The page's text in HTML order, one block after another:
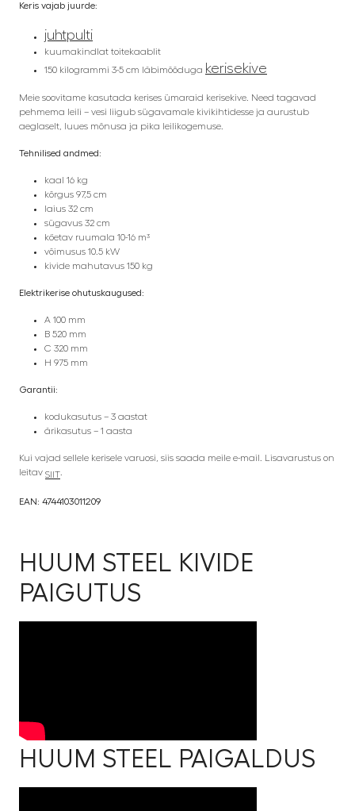
Keris vajab juurde:
juhtpulti
kuumakindlat toitekaablit
150 kilogrammi 3-5 cm läbimõõduga kerisekive
Meie soovitame kasutada kerises ümaraid kerisekive. Need tagavad
pehmema leili – vesi liigub sügavamale kivikihtidesse ja aurustub
aeglaselt, luues mõnusa ja pika leilikogemuse.
Tehnilised andmed:
kaal 16 kg
kõrgus 97,5 cm
laius 32 cm
sügavus 32 cm
köetav ruumala 10-16 m³
võimusus 10.5 kW
kivide mahutavus 150 kg
Elektrikerise ohutuskaugused:
A 100 mm
B 520 mm
C 320 mm
H 975 mm
Garantii:
kodukasutus – 3 aastat
ärikasutus – 1 aasta
Kui vajad sellele kerisele varuosi, siis saada meile e-mail. Lisavarustus on
leitav SIIT.
EAN: 4744103011209
HUUM STEEL KIVIDE
PAIGUTUS
HUUM STEEL PAIGALDUS